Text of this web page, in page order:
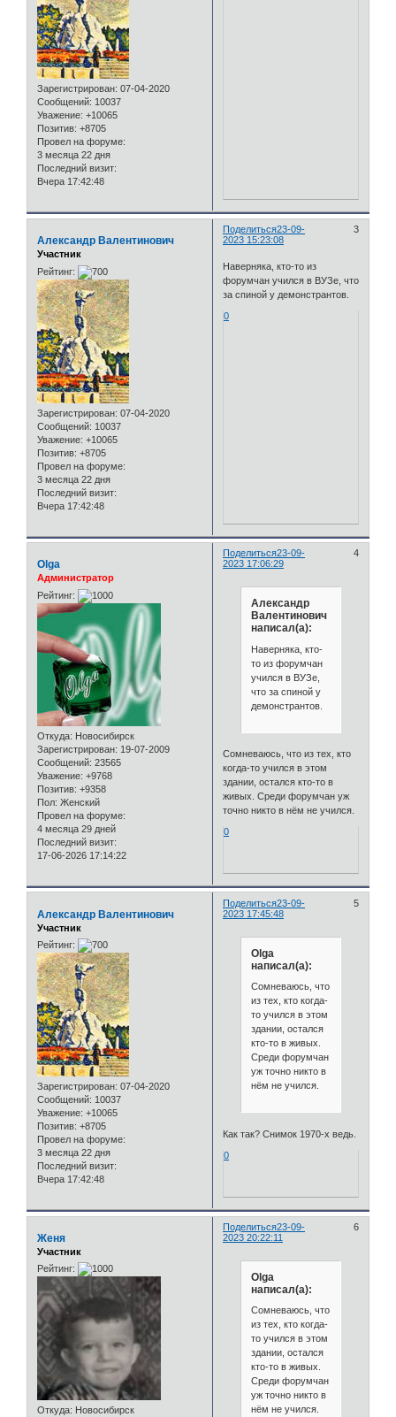
Зарегистрирован: 07-04-2020
Сообщений: 10037
Уважение: +10065
Позитив: +8705
Провел на форуме:
3 месяца 22 дня
Последний визит:
Вчера 17:42:48
Поделиться 3
23-09-
2023 15:23:08
Александр Валентинович
Участник
Рейтинг:
Зарегистрирован: 07-04-2020
Сообщений: 10037
Уважение: +10065
Позитив: +8705
Провел на форуме:
3 месяца 22 дня
Последний визит:
Вчера 17:42:48
Наверняка, кто-то из
форумчан учился в ВУЗе, что
за спиной у демонстрантов.
0
Поделиться 4
23-09-
2023 17:06:29
Olga
Администратор
Рейтинг:
Откуда: Новосибирск
Зарегистрирован: 19-07-2009
Сообщений: 23565
Уважение: +9768
Позитив: +9358
Пол: Женский
Провел на форуме:
4 месяца 29 дней
Последний визит:
17-06-2026 17:14:22
Александр
Валентинович
написал(а):
Наверняка, кто-
то из форумчан
учился в ВУЗе,
что за спиной у
демонстрантов.
Сомневаюсь, что из тех, кто
когда-то учился в этом
здании, остался кто-то в
живых. Среди форумчан уж
точно никто в нём не учился.
0
Поделиться 5
23-09-
2023 17:45:48
Александр Валентинович
Участник
Рейтинг:
Зарегистрирован: 07-04-2020
Сообщений: 10037
Уважение: +10065
Позитив: +8705
Провел на форуме:
3 месяца 22 дня
Последний визит:
Вчера 17:42:48
Olga
написал(а):
Сомневаюсь, что
из тех, кто когда-
то учился в этом
здании, остался
кто-то в живых.
Среди форумчан
уж точно никто в
нём не учился.
Как так? Снимок 1970-х ведь.
0
Поделиться 6
23-09-
2023 20:22:11
Женя
Участник
Рейтинг:
Откуда: Новосибирск
Olga
написал(а):
Сомневаюсь, что
из тех, кто когда-
то учился в этом
здании, остался
кто-то в живых.
Среди форумчан
уж точно никто в
нём не учился.